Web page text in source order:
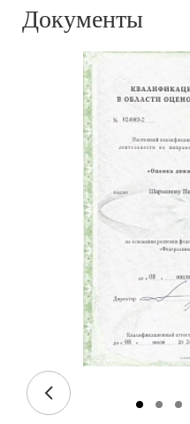
Документы